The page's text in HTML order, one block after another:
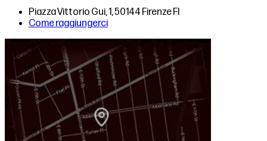
Piazza Vittorio Gui, 1, 50144 Firenze FI
Come raggiungerci